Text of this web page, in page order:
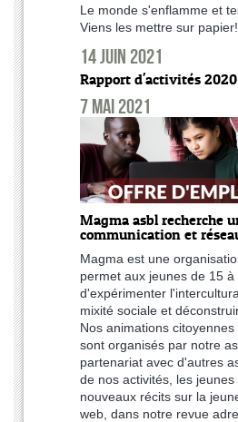
Le monde s'enflamme et
Viens les mettre sur papier!
14 juin 2021
Rapport d'activités
7 mai 2021
Magma asbl recherche
communication et
Magma est une
permet aux jeunes de 15 à
d'expérimenter
mixité sociale et
Nos animations
sont organisés par notre
partenariat avec d'autres
de nos activités, les
nouveaux récits sur la
web, dans notre revue